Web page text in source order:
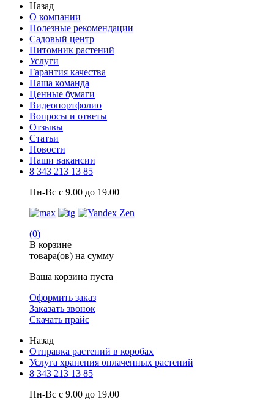
Назад
О компании
Полезные рекомендации
Садовый центр
Питомник растений
Услуги
Гарантия качества
Наша команда
Ценные бумаги
Видеопортфолио
Вопросы и ответы
Отзывы
Статьи
Новости
Наши вакансии
8 343 213 13 85
Пн-Вс с 9.00 до 19.00
(0)
В корзине
товара(ов) на сумму
Ваша корзина пуста
Оформить заказ
Заказать звонок
Скачать прайс
Назад
Отправка растений в коробах
Услуга хранения оплаченных растений
8 343 213 13 85
Пн-Вс с 9.00 до 19.00